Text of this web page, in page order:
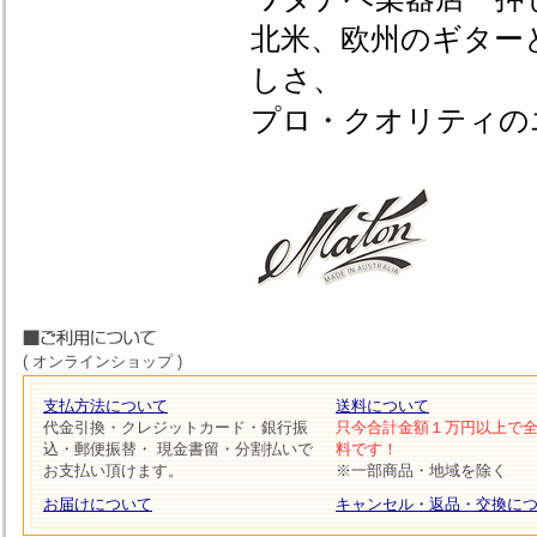
北米、欧州のギタ
しさ、
プロ・クオリティ
( オンラインショップ )
支払方法について
代金引換・クレジットカード・銀行振
込・郵便振替・ 現金書留・分割払いで
お支払い頂けます。
お届けについて
送料について
只今合計金額１万円以上で
料です！
※一部商品・地域を除く
キャンセル・返品・交換に